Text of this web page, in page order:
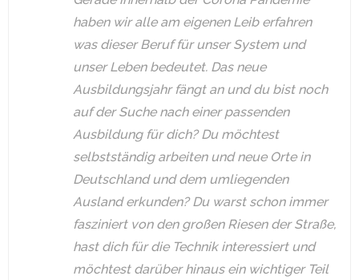
haben wir alle am eigenen Leib erfahren
was dieser Beruf für unser System und
unser Leben bedeutet. Das neue
Ausbildungsjahr fängt an und du bist noch
auf der Suche nach einer passenden
Ausbildung für dich? Du möchtest
selbstständig arbeiten und neue Orte in
Deutschland und dem umliegenden
Ausland erkunden? Du warst schon immer
fasziniert von den großen Riesen der Straße,
hast dich für die Technik interessiert und
möchtest darüber hinaus ein wichtiger Teil